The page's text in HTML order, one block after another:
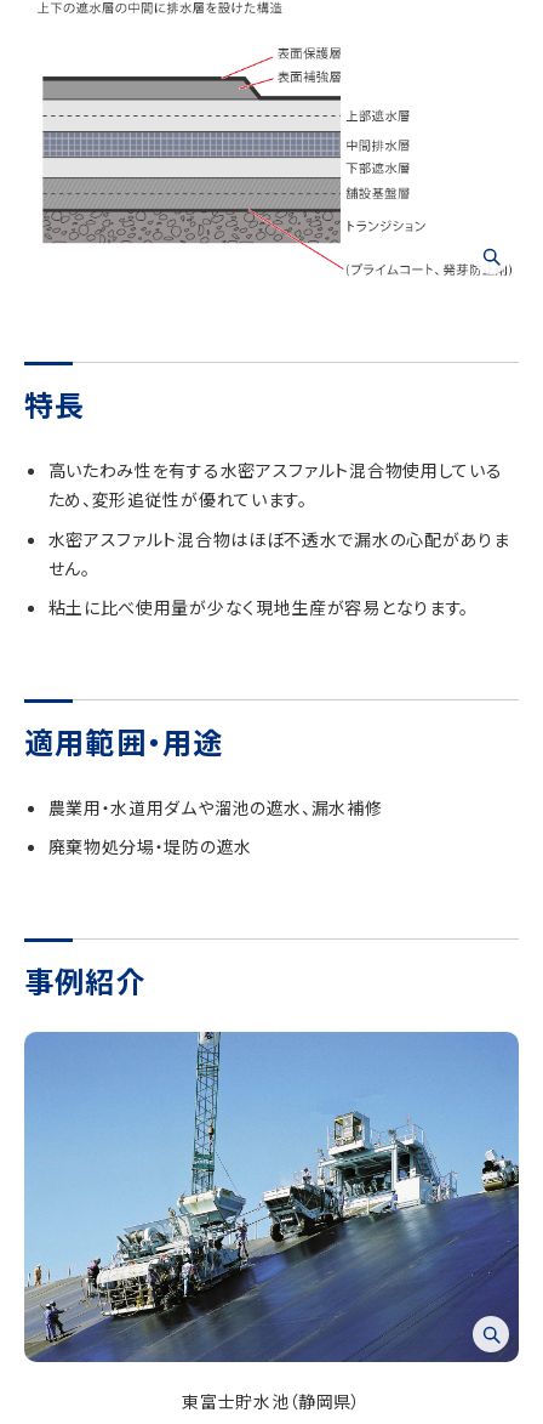
特長
高いたわみ性を有する水密アスファルト混合物使用している
ため、変形追従性が優れています。
水密アスファルト混合物はほぼ不透水で漏水の心配がありま
せん。
粘土に比べ使用量が少なく現地生産が容易となります。
適用範囲・用途
農業用・水道用ダムや溜池の遮水、漏水補修
廃棄物処分場・堤防の遮水
事例紹介
東富士貯水池（静岡県）